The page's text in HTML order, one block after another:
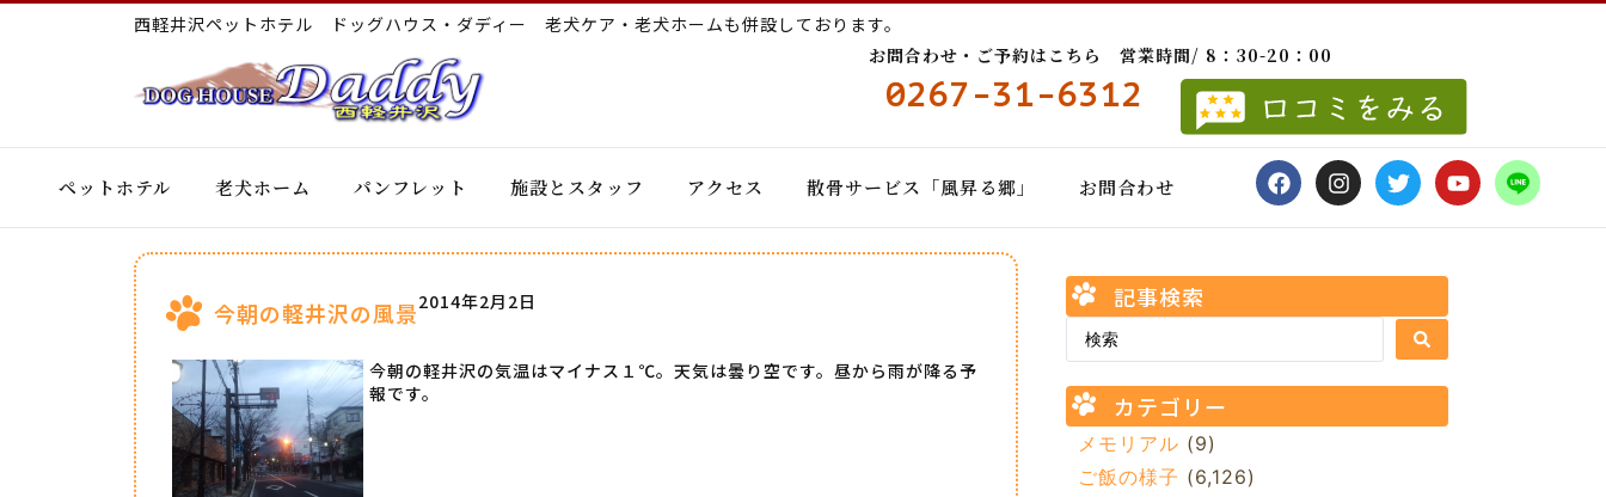
西軽井沢ペットホテル ドッグハウス・ダディー 老犬ケア・老犬ホームも併設しております。
お問合わせ・ご予約はこちら 営業時間/ 8：30-20：00
0267-31-6312
ペットホテル 老犬ホーム パンフレット 施設とスタッフ アクセス 散骨サービス「風昇る郷」 お問合わせ
今朝の軽井沢の風景2014年2月2日
今朝の軽井沢の気温はマイナス１℃。天気は曇り空です。昼から雨が降る予
報です。
記事検索
カテゴリー
メモリアル (9)
ご飯の様子 (6,126)